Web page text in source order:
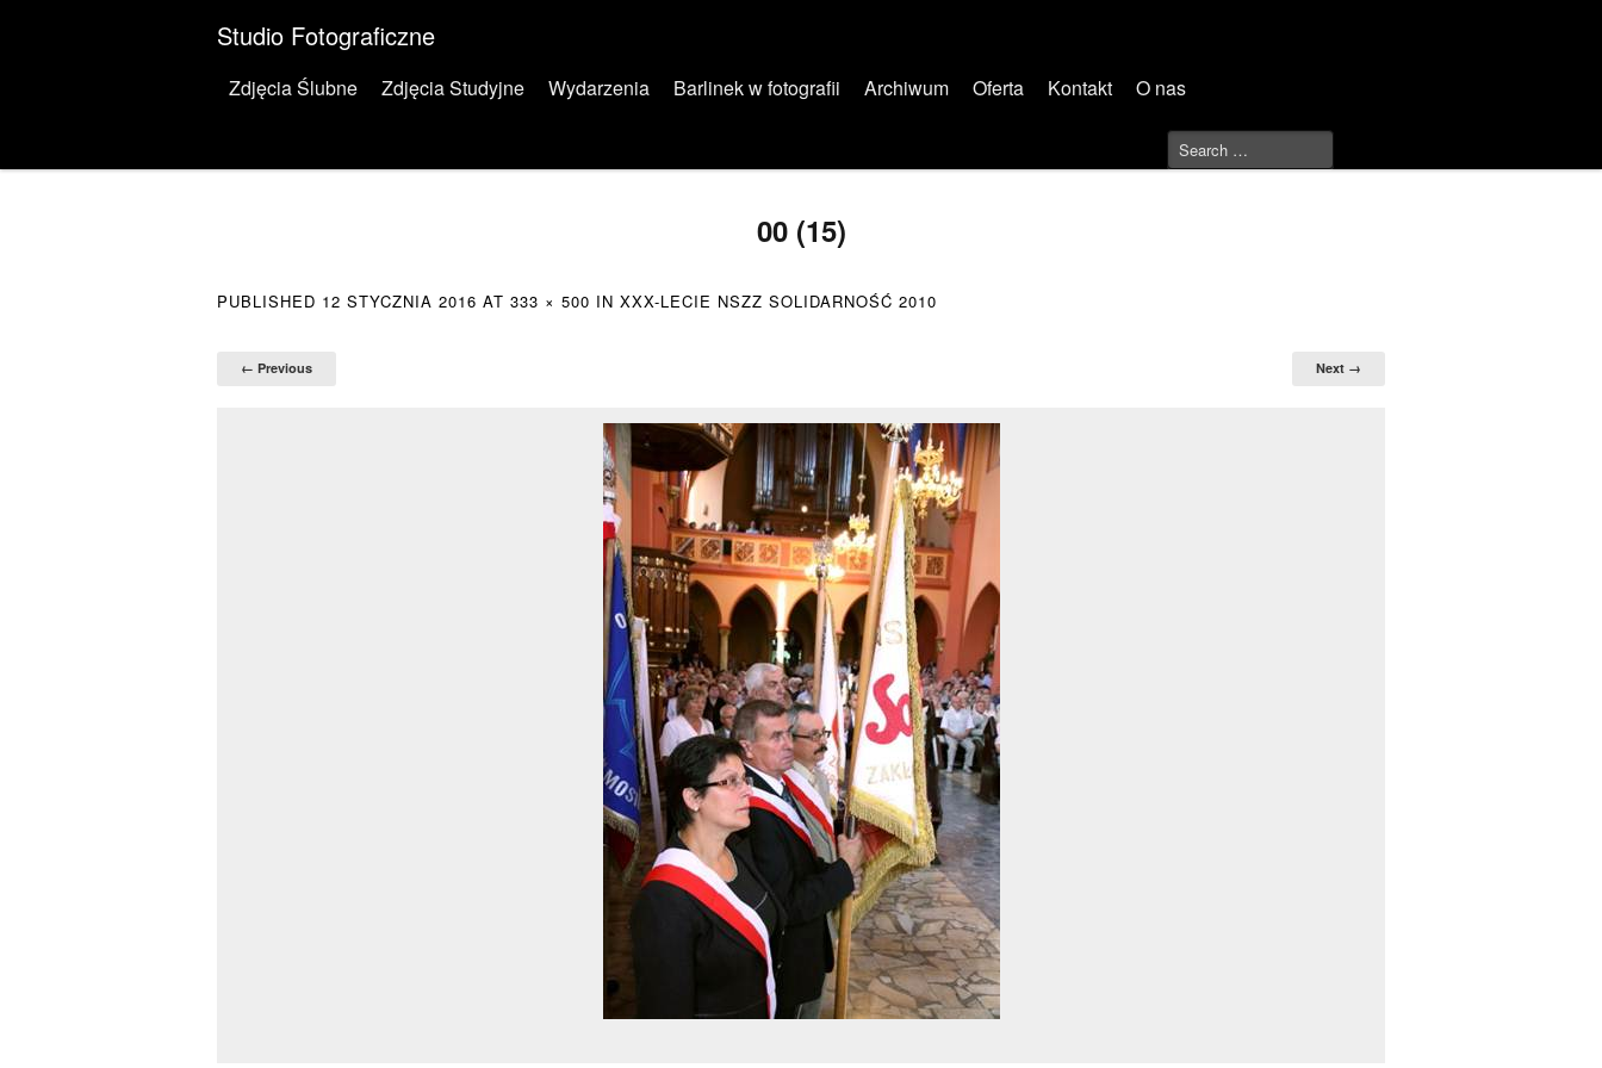
Studio Fotograficzne
Menu
Skip to content
Zdjęcia Ślubne Zdjęcia Studyjne Wydarzenia Barlinek w fotografii Archiwum Oferta Kontakt O nas
00 (15)
PUBLISHED 12 STYCZNIA 2016 AT 333 × 500 IN XXX-LECIE NSZZ SOLIDARNOŚĆ 2010
← Previous Next →